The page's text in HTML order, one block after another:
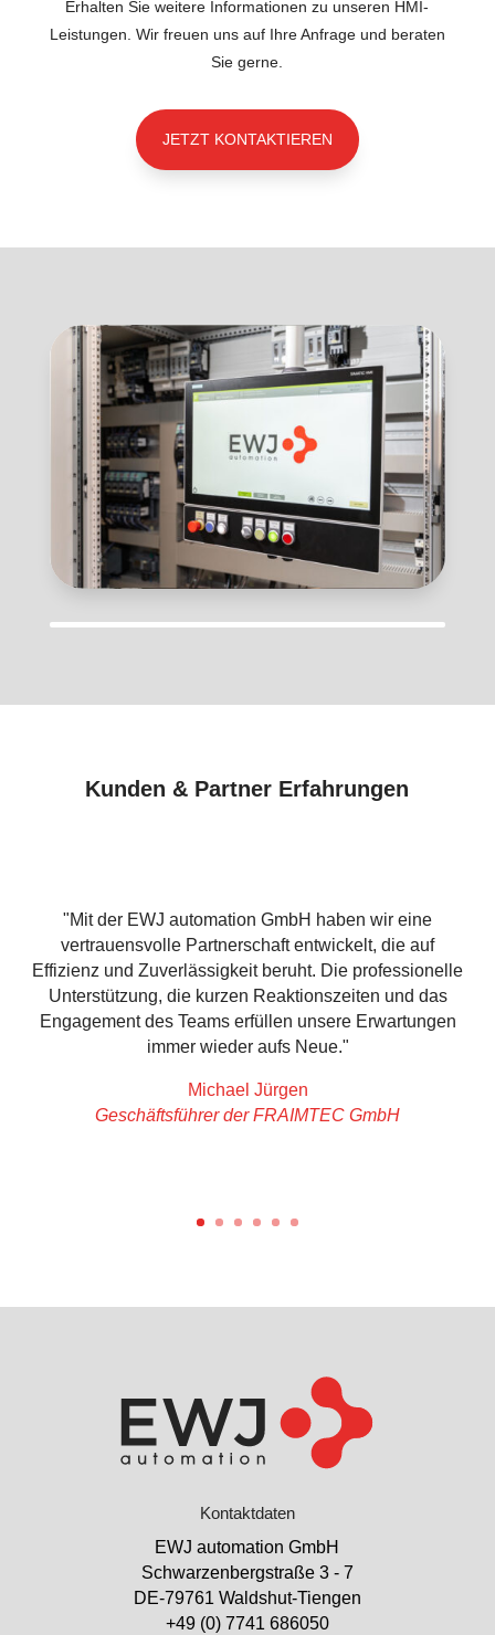
Erhalten Sie weitere Informationen zu unseren HMI-
Leistungen. Wir freuen uns auf Ihre Anfrage und beraten
Sie gerne.
JETZT KONTAKTIEREN
Kunden & Partner Erfahrungen
"Mit der EWJ automation GmbH haben wir eine
vertrauensvolle Partnerschaft entwickelt, die auf
Effizienz und Zuverlässigkeit beruht. Die professionelle
Unterstützung, die kurzen Reaktionszeiten und das
Engagement des Teams erfüllen unsere Erwartungen
immer wieder aufs Neue."
Michael Jürgen
Geschäftsführer der FRAIMTEC GmbH
Kontaktdaten
EWJ automation GmbH
Schwarzenbergstraße 3 - 7
DE-79761 Waldshut-Tiengen
+49 (0) 7741 686050